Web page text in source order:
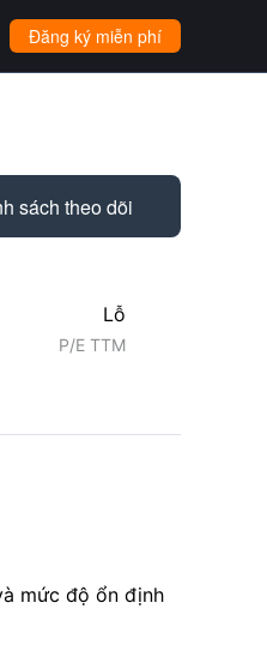
Đăng ký miễn phí
sách theo dõi
Lỗ
P/E TTM
mức độ ổn định